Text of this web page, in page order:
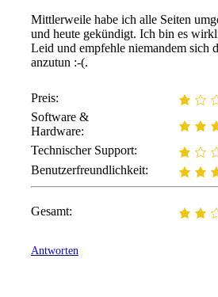
Mittlerweile habe ich alle Seiten
und heute gekündigt. Ich bin es
Leid und empfehle niemandem sich
anzutun :-(.
Preis:
Software &
Hardware:
Technischer Support:
Benutzerfreundlichkeit:
Gesamt:
Antworten